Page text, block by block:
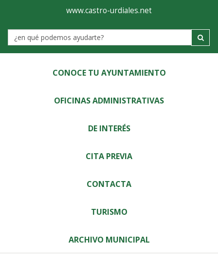
Ayuntamiento
de
Castro-
Urdiales
www.castro-urdiales.net
Label
CONOCE TU AYUNTAMIENTO
OFICINAS ADMINISTRATIVAS
DE INTERÉS
CITA PREVIA
CONTACTA
TURISMO
ARCHIVO MUNICIPAL